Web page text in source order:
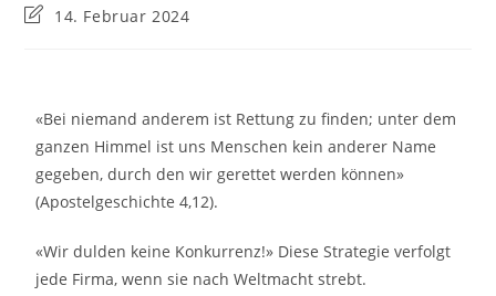
14. Februar 2024
«Bei niemand anderem ist Rettung zu finden; unter dem
ganzen Himmel ist uns Menschen kein anderer Name
gegeben, durch den wir gerettet werden können»
(Apostelgeschichte 4,12).
«Wir dulden keine Konkurrenz!» Diese Strategie verfolgt
jede Firma, wenn sie nach Weltmacht strebt.